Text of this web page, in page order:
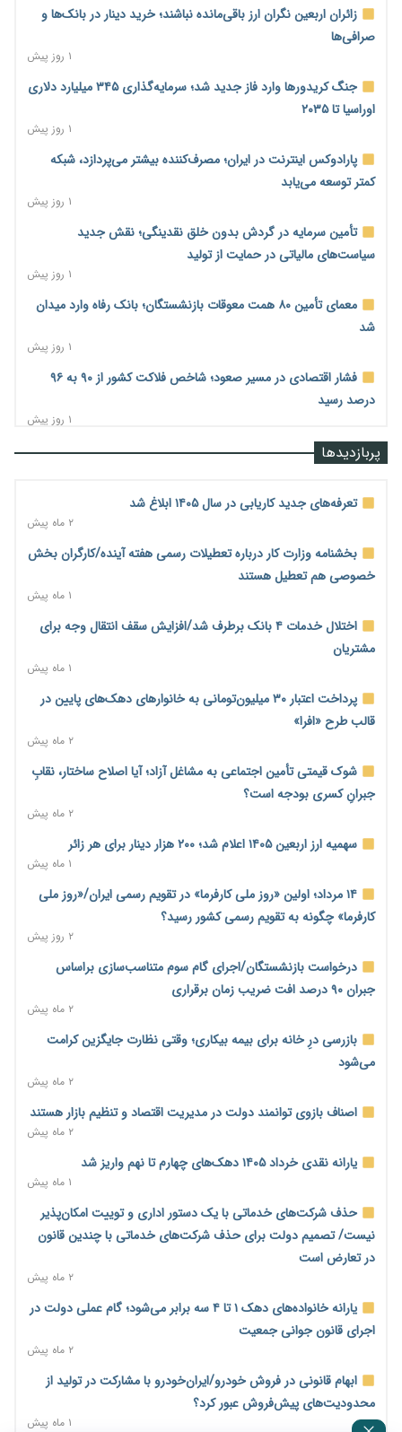
زائران اربعین نگران ارز باقی‌مانده نباشند؛ خرید دینار در بانک‌ها و
صرافی‌ها
۱ روز پیش
جنگ کریدورها وارد فاز جدید شد؛ سرمایه‌گذاری ۳۴۵ میلیارد دلاری
اوراسیا تا ۲۰۳۵
۱ روز پیش
پارادوکس اینترنت در ایران؛ مصرف‌کننده بیشتر می‌پردازد، شبکه
کمتر توسعه می‌یابد
۱ روز پیش
تأمین سرمایه در گردش بدون خلق نقدینگی؛ نقش جدید
سیاست‌های مالیاتی در حمایت از تولید
۱ روز پیش
معمای تأمین ۸۰ همت معوقات بازنشستگان؛ بانک رفاه وارد میدان
شد
۱ روز پیش
فشار اقتصادی در مسیر صعود؛ شاخص فلاکت کشور از ۹۰ به ۹۶
درصد رسید
۱ روز پیش
رشد ۷۵ هزار میلیاردی بازار خرید اعتباری؛ فین‌تک‌ها وارد میدان
آغاز اجرای پایلوت «ردا کارت» برای دانشجویان تحصیلات تکمیلی
۱ روز پیش
محدودیت تازه برای شبکه بانکی؛ افزایش سپرده قانونی با هدف
کنترل تورم
۱ روز پیش
ترمز تولید خودرو کشیده شد؛ افت ۲۵ درصدی تیراژ ایران‌خودرو،
سایپا و پارس‌خودرو
۱ روز پیش
بنگاه‌داری بانک‌ها؛ مانع بزرگ خانه‌دار شدن مستأجران
نماینده مجلس: توسعه مرزهای زمینی به راهبرد تأمین کالاهای
اساسی تبدیل شود
۱ روز پیش
خانه کارگر قزوین: شکاف دستمزد و هزینه معیشت هر روز عمیق‌تر
می‌شود
۱ روز پیش
رئیس سازمان امور مالیاتی: بلاگرهای پردرآمد مشمول پرداخت
مالیات هستند
۱ روز پیش
پیش‌بینی افزایش تولید برنج؛ نیاز وارداتی کشور به ۵۰۰ هزار تن
کاهش می‌یابد
۱ روز پیش
امضای تفاهم‌نامه تجاری ایران و پاکستان؛ هدف‌گذاری تجارت ۱۰
اختیارات جدید گمرکات برای تمدید ورود موقت کالا و خودرو تا
پایان شهریور ابلاغ شد
۱ روز پیش
مرحله سیزدهم کالابرگ در سایه تورم؛ قدرت خرید یارانه یک‌میلیونی
۱۴ مرداد؛ اولین «روز ملی کارفرما» در تقویم رسمی ایران/«روز ملی
کارفرما» چگونه به تقویم رسمی کشور رسید؟
پربازدیدها
تعرفه‌های جدید کاریابی در سال ۱۴۰۵ ابلاغ شد
۲ ماه پیش
بخشنامه وزارت کار درباره تعطیلات رسمی هفته آینده/کارگران بخش
خصوصی هم تعطیل هستند
۱ ماه پیش
اختلال خدمات ۴ بانک برطرف شد/افزایش سقف انتقال وجه برای
مشتریان
۱ ماه پیش
پرداخت اعتبار ۳۰ میلیون‌تومانی به خانوارهای دهک‌های پایین در
قالب طرح «افرا»
۲ ماه پیش
شوک قیمتی تأمین اجتماعی به مشاغل آزاد؛ آیا اصلاح ساختار، نقابِ
جبرانِ کسری بودجه است؟
۲ ماه پیش
سهمیه ارز اربعین ۱۴۰۵ اعلام شد؛ ۲۰۰ هزار دینار برای هر زائر
۱ ماه پیش
۱۴ مرداد؛ اولین «روز ملی کارفرما» در تقویم رسمی ایران/«روز ملی
کارفرما» چگونه به تقویم رسمی کشور رسید؟
۲ روز پیش
درخواست بازنشستگان/اجرای گام سوم متناسب‌سازی براساس
جبران ۹۰ درصد افت ضریب زمان برقراری
۲ ماه پیش
بازرسی درِ خانه برای بیمه بیکاری؛ وقتی نظارت جایگزین کرامت
می‌شود
۲ ماه پیش
اصناف بازوی توانمند دولت در مدیریت اقتصاد و تنظیم بازار هستند
۲ ماه پیش
یارانه نقدی خرداد ۱۴۰۵ دهک‌های چهارم تا نهم واریز شد
۱ ماه پیش
حذف شرکت‌های خدماتی با یک دستور اداری و توییت امکان‌پذیر
نیست/ تصمیم دولت برای حذف شرکت‌های خدماتی با چندین قانون
در تعارض است
۲ ماه پیش
یارانه خانواده‌های دهک ۱ تا ۴ سه برابر می‌شود؛ گام عملی دولت در
اجرای قانون جوانی جمعیت
۲ ماه پیش
ابهام قانونی در فروش خودرو/ایران‌خودرو با مشارکت در تولید از
محدودیت‌های پیش‌فروش عبور کرد؟
۱ ماه پیش